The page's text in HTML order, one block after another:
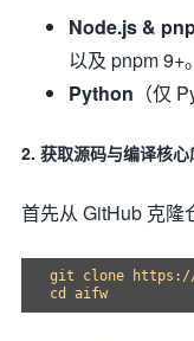
Node.js &
以及 pnpm 9+。
Python （仅
2. 获取源码与编译核心
首先从 GitHub 克隆
git clone